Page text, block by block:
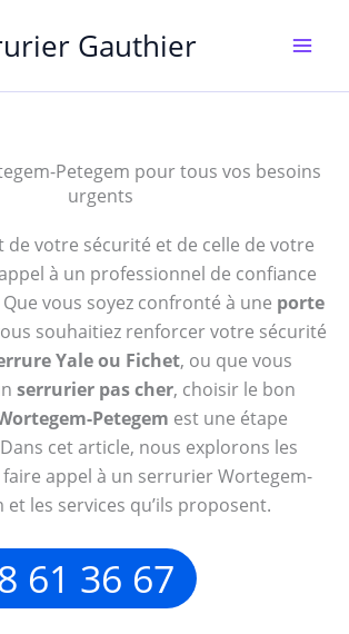
Gauthier
Petegem pour tous vos besoins
urgents
de votre sécurité et de celle de votre
à un professionnel de confiance
vous soyez confronté à une porte
souhaitiez renforcer votre sécurité
Yale ou Fichet, ou que vous
serrurier pas cher, choisir le bon
Petegem est une étape
cet article, nous explorons les
faire appel à un serrurier Wortegem-
et les services qu’ils proposent.
61 36 67